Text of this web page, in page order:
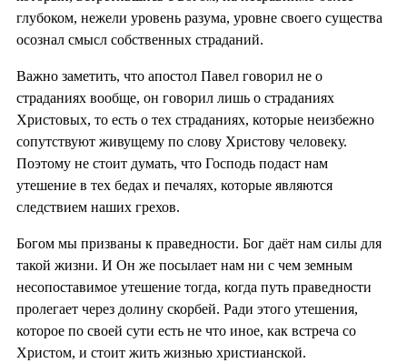
глубоком, нежели уровень разума, уровне своего существа
осознал смысл собственных страданий.
Важно заметить, что апостол Павел говорил не о
страданиях вообще, он говорил лишь о страданиях
Христовых, то есть о тех страданиях, которые неизбежно
сопутствуют живущему по слову Христову человеку.
Поэтому не стоит думать, что Господь подаст нам
утешение в тех бедах и печалях, которые являются
следствием наших грехов.
Богом мы призваны к праведности. Бог даёт нам силы для
такой жизни. И Он же посылает нам ни с чем земным
несопоставимое утешение тогда, когда путь праведности
пролегает через долину скорбей. Ради этого утешения,
которое по своей сути есть не что иное, как встреча со
Христом, и стоит жить жизнью христианской.